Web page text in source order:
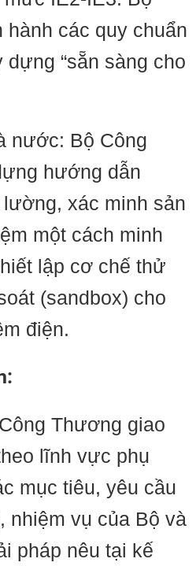
hành các quy chuẩn
“sẵn sàng cho
nước: Bộ Công
hướng dẫn
xác minh sản
một cách minh
lập cơ chế thử
(sandbox) cho
điện.
Thương giao
lĩnh vực phụ
mục tiêu, yêu cầu
nhiệm vụ của Bộ và
pháp nêu tại kế